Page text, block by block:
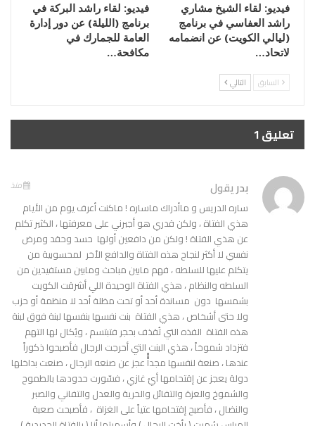
فيديو: لقاء الشيخ مشاري
راشد العفاسي في برنامج
(ليالي الكويت) عن انضمامه
لاتحاد…
فيديو: لقاء راشد البركة في
برنامج (الليلة) عن دور إدارة
العامة للجمارك في
مكافحة…
السابق التالي
تعليق 1
بدريقول منذ
ساره الدريس و ماأدراك ماساره ! ماكنت أعرف يوم من الأيام
هذي الفتاة ، ولكن قدري هو أجبرني على معرفتها ، الكثير تكلم
عن هذي الفتاة ! ولكن من دافعين أولها حسد وحقد ومرض
نفسي لا أكثر لنجاح هذه الفتاة والدافع الأخر لمحسوبية من
يتكلم عليها للسلطه ، فهم مابين مباحث ومابين مستفيدين من
السلطه والنظام ، هذي الفتاة الوحيدة اللي أشرقت الكويت
بشمسها دون مساندة أحد أو تحت مظلة أحد لا منظمة أو حزب
ولا حتى أشخاص ، هذي الفتاة بنت نفسها بنفسها لبنة فوق لبنة
هذه الفتاة الفذه التي تُقذف بحجر فتبتسم ، ويُكال لها التهم
فتزداد شموخاً ، هذي البنت التي أحرجت الرجال فأصبحوا ذكوراً
عندها ، صنعة لنفسها مجداًًًً عجز عن صنعه الرجال ، صنعت بداخلها
دولة يعجز عن إقتحامها أيُ غازي ، فسّورت حدودها بالطموح
والشموخ والعزة والتفائل والحرية والعدل والتفاني والصبر
والنضال ، فأصبح إقتحامها عتياً على الغزاة ، فأصبحت صعبة